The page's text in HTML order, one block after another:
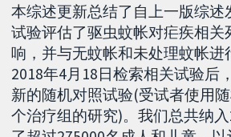
本综述更新总结了自上一版综述
试验评估了驱虫蚊帐对疟疾相关
响，并与无蚊帐和未处理蚊帐进
2018年4月18日检索相关试验后
新的随机对照试验(受试者使用
个治疗组的研究)。我们总共纳